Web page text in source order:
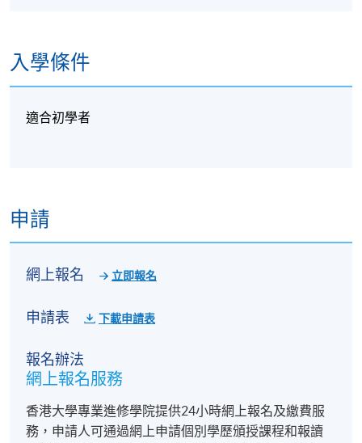
入學條件
適合初學者
申請
網上報名 立即報名
申請表 下載申請表
報名辦法
網上報名服務
香港大學專業進修學院提供24小時網上報名及繳費服
務，申請人可通過網上申請個別學歷頒授課程和報讀